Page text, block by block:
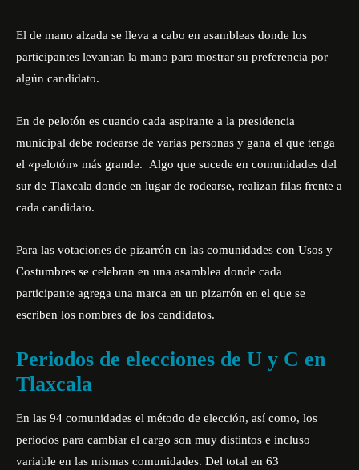
El de mano alzada se lleva a cabo en asambleas donde los
participantes levantan la mano para mostrar su preferencia por
algún candidato.
En de pelotón es cuando cada aspirante a la presidencia
municipal debe rodearse de varias personas y gana el que tenga
el «pelotón» más grande. Algo que sucede en comunidades del
sur de Tlaxcala donde en lugar de rodearse, realizan filas frente a
cada candidato.
Para las votaciones de pizarrón en las comunidades con Usos y
Costumbres se celebran en una asamblea donde cada
participante agrega una marca en un pizarrón en el que se
escriben los nombres de los candidatos.
Periodos de elecciones de U y C en
Tlaxcala
En las 94 comunidades el método de elección, así como, los
periodos para cambiar el cargo son muy distintos e incluso
variable en las mismas comunidades. Del total en 63